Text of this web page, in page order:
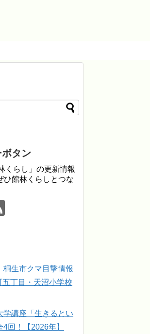
タン
くらし」の更新情報
ひ館林くらしとつな
桐生市クマ目撃情報
丁目・天沼小学校
学講座「生きるとい
回！【2026年】